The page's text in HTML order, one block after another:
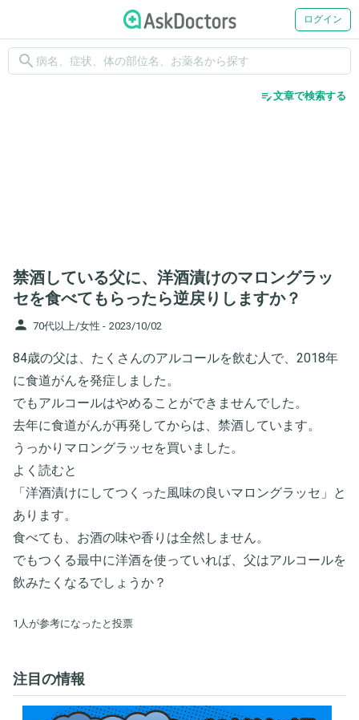
ログイン
search
edit_note文章で検索する
禁酒している父に、洋酒漬けのマロングラッ
セを食べてもらったら逆戻りしますか？
person 70代以上/女性 - 2023/10/02
84歳の父は、たくさんのアルコールを飲む人で、2018年
に食道がんを発症しました。
でもアルコールはやめることができませんでした。
去年に食道がんが再発してからは、禁酒しています。
うっかりマロングラッセを買いました。
よく読むと
「洋酒漬けにしてつくった風味の良いマロングラッセ」と
あります。
食べても、お酒の味や香りは全然しません。
でもつくる最中に洋酒を使っていれば、父はアルコールを
飲みたくなるでしょうか？
1人が参考になったと投票
注目の情報